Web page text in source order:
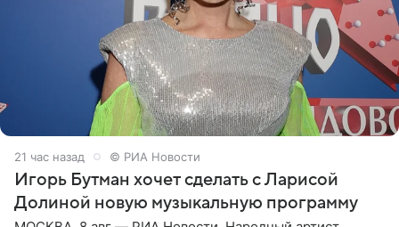
21 час назад © РИА Новости
Игорь Бутман хочет сделать с Ларисой
Долиной новую музыкальную программу